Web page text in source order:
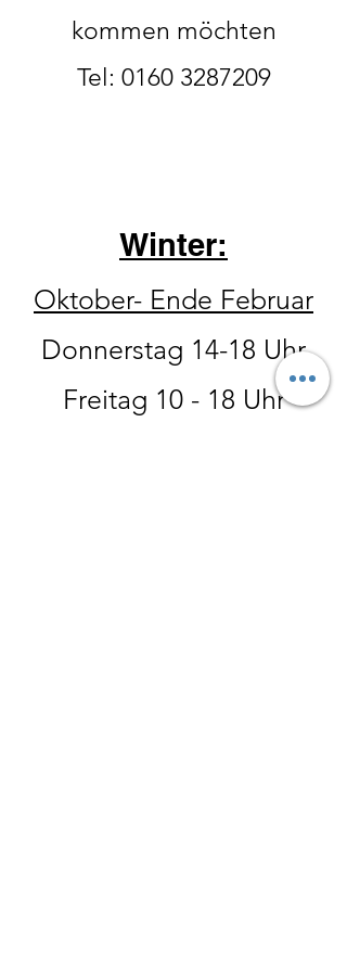
kommen möchten
Tel: 0160 3287209
Winter:
Oktober- Ende Februar
Donnerstag 14-18 Uhr
Freitag 10 - 18 Uhr